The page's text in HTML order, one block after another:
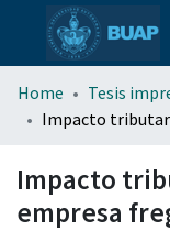
Home Tesis
Impacto
empresa